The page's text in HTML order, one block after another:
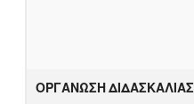
ΟΡΓΑΝΩΣΗ ΔΙΔΑΣΚΑΛΙΑΣ